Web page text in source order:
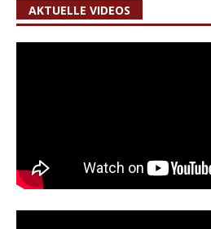
AKTUELLE VIDEOS